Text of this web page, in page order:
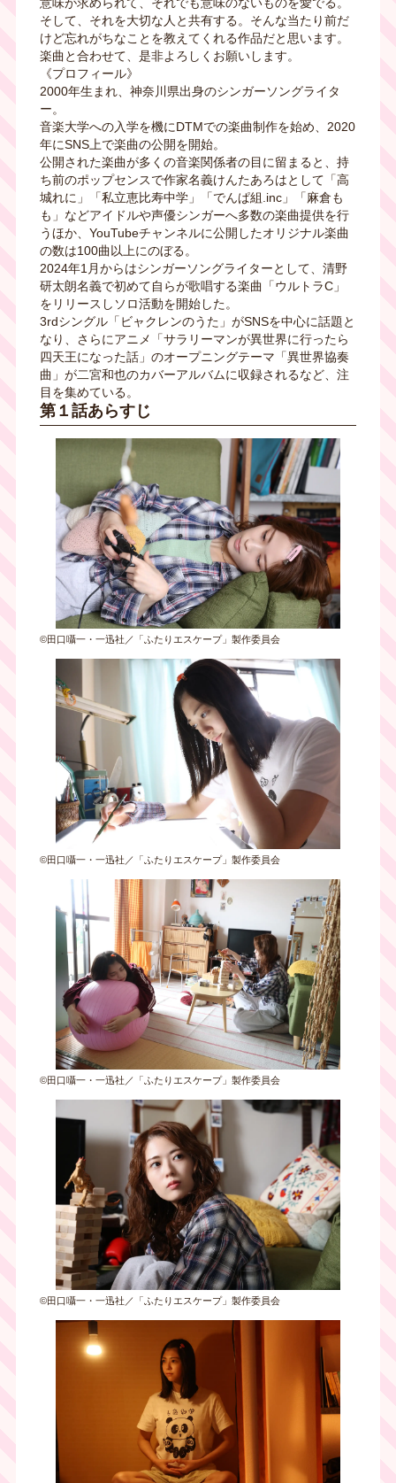
そして、それを大切な人と共有する。そんな当たり前だ
けど忘れがちなことを教えてくれる作品だと思います。
楽曲と合わせて、是非よろしくお願いします。
《プロフィール》
2000年生まれ、神奈川県出身のシンガーソングライタ
ー。
音楽大学への入学を機にDTMでの楽曲制作を始め、2020
年にSNS上で楽曲の公開を開始。
公開された楽曲が多くの音楽関係者の目に留まると、持
ち前のポップセンスで作家名義けんたあろはとして「高
城れに」「私立恵比寿中学」「でんぱ組.inc」「麻倉も
も」などアイドルや声優シンガーへ多数の楽曲提供を行
うほか、YouTubeチャンネルに公開したオリジナル楽曲
の数は100曲以上にのぼる。
2024年1月からはシンガーソングライターとして、清野
研太朗名義で初めて自らが歌唱する楽曲「ウルトラC」
をリリースしソロ活動を開始した。
3rdシングル「ビャクレンのうた」がSNSを中心に話題と
なり、さらにアニメ「サラリーマンが異世界に行ったら
四天王になった話」のオープニングテーマ「異世界協奏
曲」が二宮和也のカバーアルバムに収録されるなど、注
目を集めている。
第１話あらすじ
©田口囁一・一迅社／「ふたりエスケープ」製作委員会
©田口囁一・一迅社／「ふたりエスケープ」製作委員会
©田口囁一・一迅社／「ふたりエスケープ」製作委員会
©田口囁一・一迅社／「ふたりエスケープ」製作委員会